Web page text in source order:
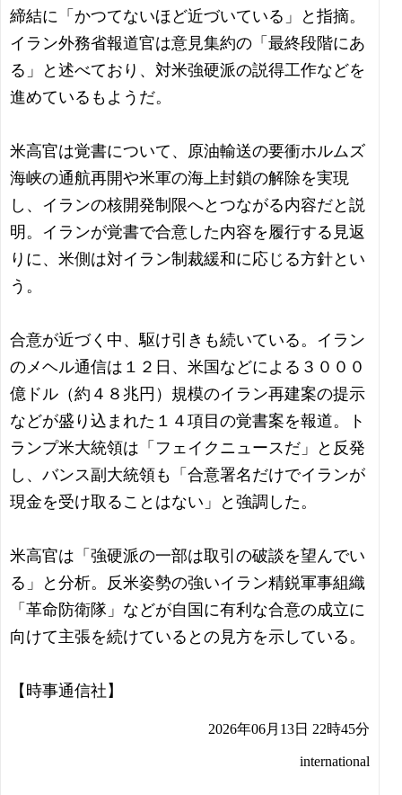
締結に「かつてないほど近づいている」と指摘。
イラン外務省報道官は意見集約の「最終段階にあ
る」と述べており、対米強硬派の説得工作などを
進めているもようだ。
米高官は覚書について、原油輸送の要衝ホルムズ
海峡の通航再開や米軍の海上封鎖の解除を実現
し、イランの核開発制限へとつながる内容だと説
明。イランが覚書で合意した内容を履行する見返
りに、米側は対イラン制裁緩和に応じる方針とい
う。
合意が近づく中、駆け引きも続いている。イラン
のメヘル通信は１２日、米国などによる３０００
億ドル（約４８兆円）規模のイラン再建案の提示
などが盛り込まれた１４項目の覚書案を報道。ト
ランプ米大統領は「フェイクニュースだ」と反発
し、バンス副大統領も「合意署名だけでイランが
現金を受け取ることはない」と強調した。
米高官は「強硬派の一部は取引の破談を望んでい
る」と分析。反米姿勢の強いイラン精鋭軍事組織
「革命防衛隊」などが自国に有利な合意の成立に
向けて主張を続けているとの見方を示している。
【時事通信社】
2026年06月13日 22時45分
international